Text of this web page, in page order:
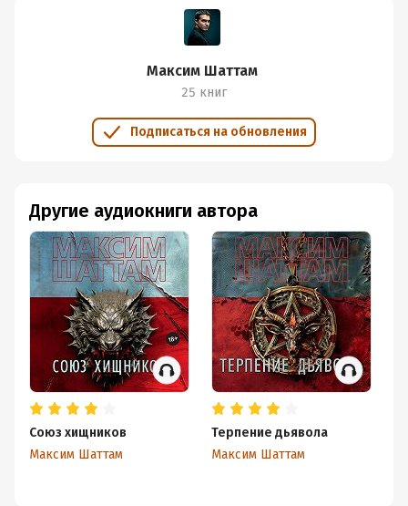
Максим Шаттам
25 книг
Подписаться на обновления
Другие аудиокниги автора
Союз хищников
Максим Шаттам
Терпение дьявола
Максим Шаттам